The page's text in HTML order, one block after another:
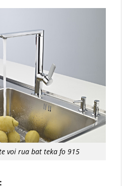
voi rua bat teka fo 915